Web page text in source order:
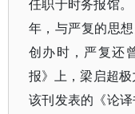
任职于时务报馆
年，与严复的思
创办时，严复还
报》上，梁启超
该刊发表的《论